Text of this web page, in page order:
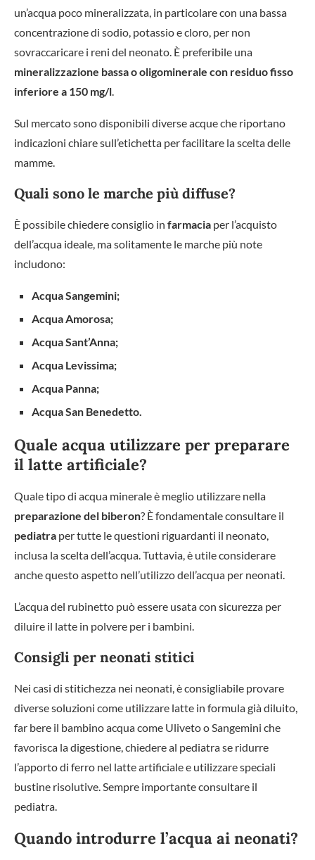
un’acqua poco mineralizzata, in particolare con una bassa
concentrazione di sodio, potassio e cloro, per non
sovraccaricare i reni del neonato. È preferibile una
mineralizzazione bassa o oligominerale con residuo fisso
inferiore a 150 mg/l.
Sul mercato sono disponibili diverse acque che riportano
indicazioni chiare sull’etichetta per facilitare la scelta delle
mamme.
Quali sono le marche più diffuse?
È possibile chiedere consiglio in farmacia per l’acquisto
dell’acqua ideale, ma solitamente le marche più note
includono:
Acqua Sangemini;
Acqua Amorosa;
Acqua Sant’Anna;
Acqua Levissima;
Acqua Panna;
Acqua San Benedetto.
Quale acqua utilizzare per preparare
il latte artificiale?
Quale tipo di acqua minerale è meglio utilizzare nella
preparazione del biberon? È fondamentale consultare il
pediatra per tutte le questioni riguardanti il neonato,
inclusa la scelta dell’acqua. Tuttavia, è utile considerare
anche questo aspetto nell’utilizzo dell’acqua per neonati.
L’acqua del rubinetto può essere usata con sicurezza per
diluire il latte in polvere per i bambini.
Consigli per neonati stitici
Nei casi di stitichezza nei neonati, è consigliabile provare
diverse soluzioni come utilizzare latte in formula già diluito,
far bere il bambino acqua come Uliveto o Sangemini che
favorisca la digestione, chiedere al pediatra se ridurre
l’apporto di ferro nel latte artificiale e utilizzare speciali
bustine risolutive. Sempre importante consultare il
pediatra.
Quando introdurre l’acqua ai neonati?